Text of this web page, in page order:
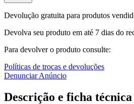
Devolução gratuita para produtos
Devolva seu produto em até 7 dias do
Para devolver o produto consulte:
Políticas de trocas e devoluções
Denunciar Anúncio
Descrição e ficha técnica